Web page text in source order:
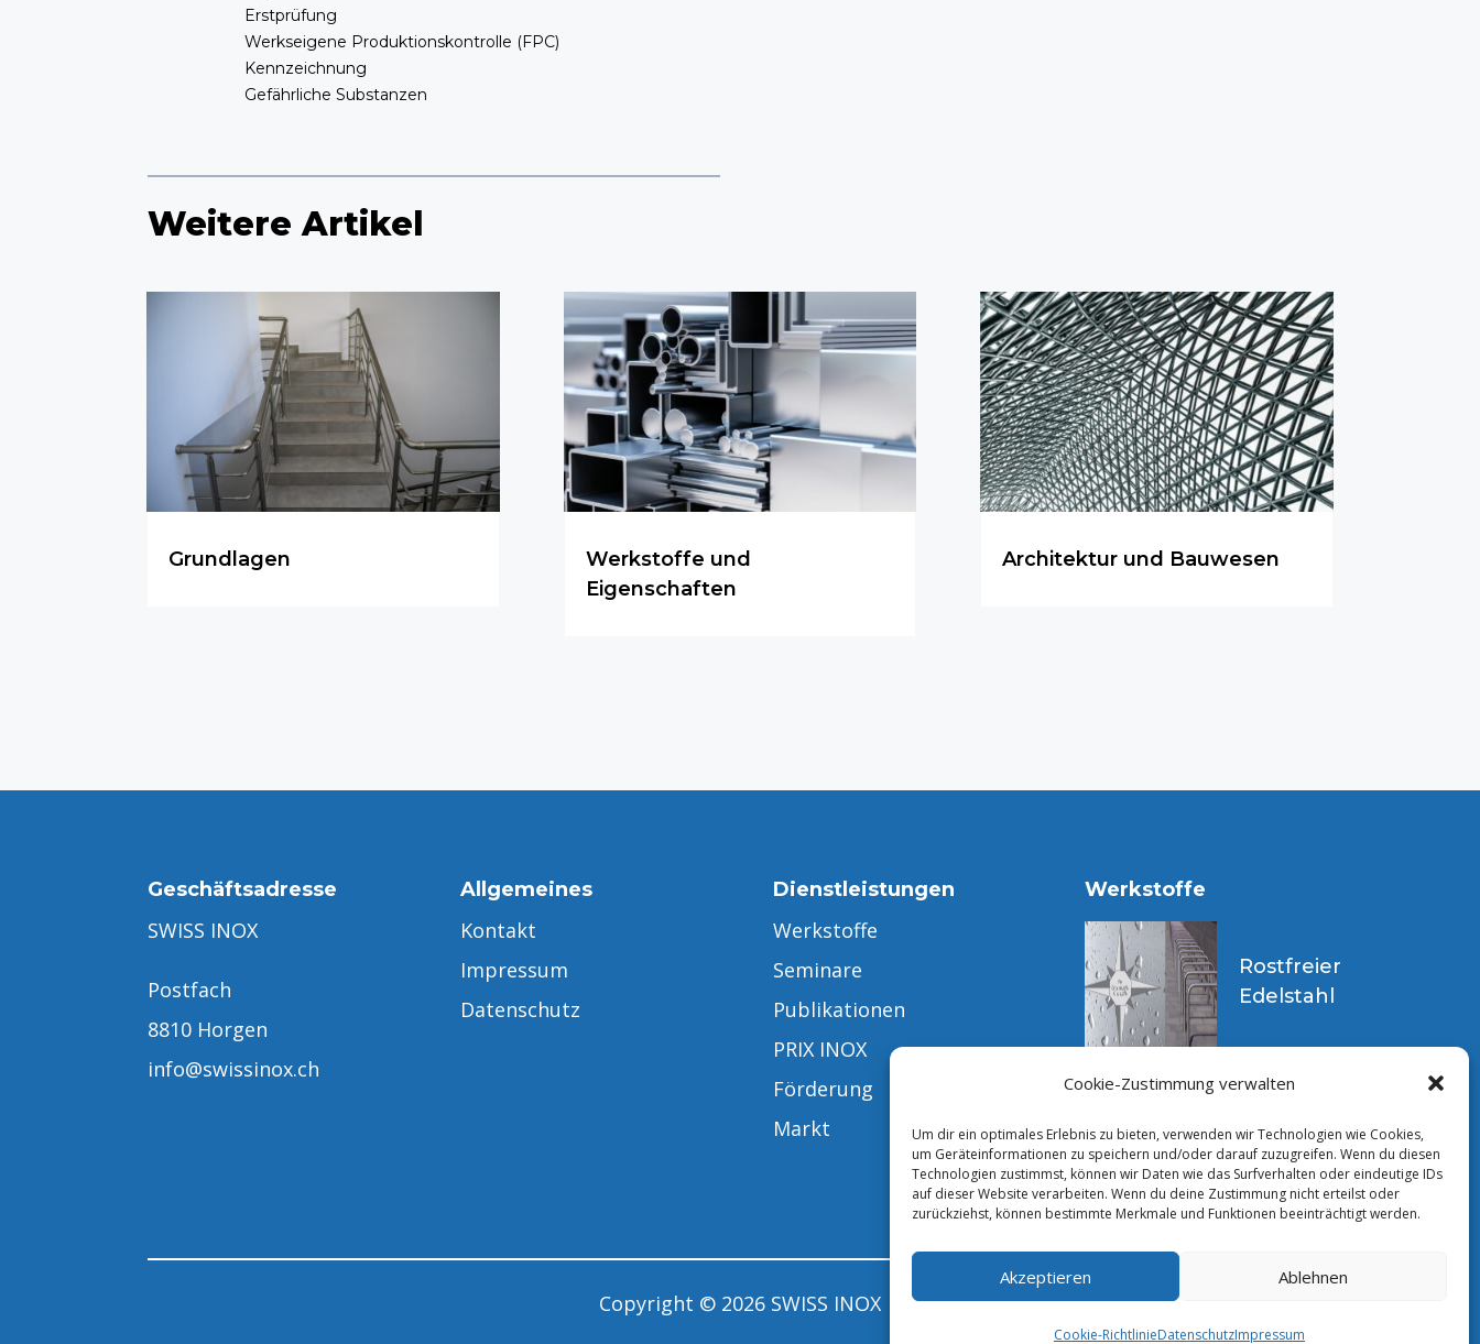
Cookie-Zustimmung verwalten
Um dir ein optimales Erlebnis zu bieten, verwenden wir Technologien wie Cookies,
um Geräteinformationen zu speichern und/oder darauf zuzugreifen. Wenn du diesen
Technologien zustimmst, können wir Daten wie das Surfverhalten oder eindeutige IDs
auf dieser Website verarbeiten. Wenn du deine Zustimmung nicht erteilst oder
zurückziehst, können bestimmte Merkmale und Funktionen beeinträchtigt werden.
Akzeptieren Ablehnen
Cookie-RichtlinieDatenschutzImpressum
Erstprüfung
Werkseigene Produktionskontrolle (FPC)
Kennzeichnung
Gefährliche Substanzen
Weitere Artikel
Grundlagen
Werkstoffe und
Eigenschaften
Architektur und Bauwesen
Geschäftsadresse
SWISS INOX
Postfach
8810 Horgen
info@swissinox.ch
Allgemeines
Kontakt
Impressum
Datenschutz
Dienstleistungen
Werkstoffe
Seminare
Publikationen
PRIX INOX
Förderung
Markt
Werkstoffe
Rostfreier
Edelstahl
Produkteformen
Copyright © 2026 SWISS INOX